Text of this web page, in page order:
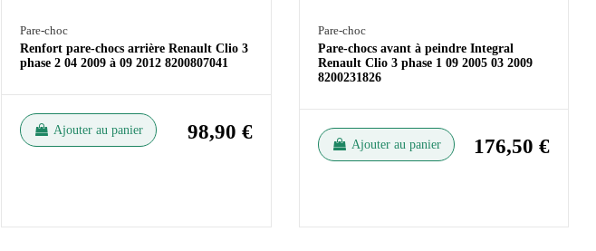
Pare-choc
Renfort pare-chocs arrière Renault Clio 3
phase 2 04 2009 à 09 2012 8200807041
Ajouter au panier 98,90 €
Pare-choc
Pare-chocs avant à peindre Integral
Renault Clio 3 phase 1 09 2005 03 2009
8200231826
Ajouter au panier 176,50 €